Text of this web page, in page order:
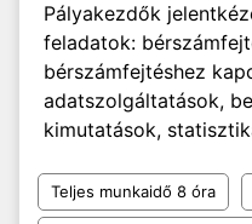
Pályakezdők
feladatok:
bérszámfejtéshez
adatszolgáltatások,
kimutatások,
Teljes munkaidő 8 óra